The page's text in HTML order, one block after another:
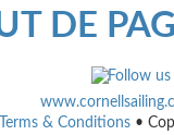
DE
Terms & Conditions •